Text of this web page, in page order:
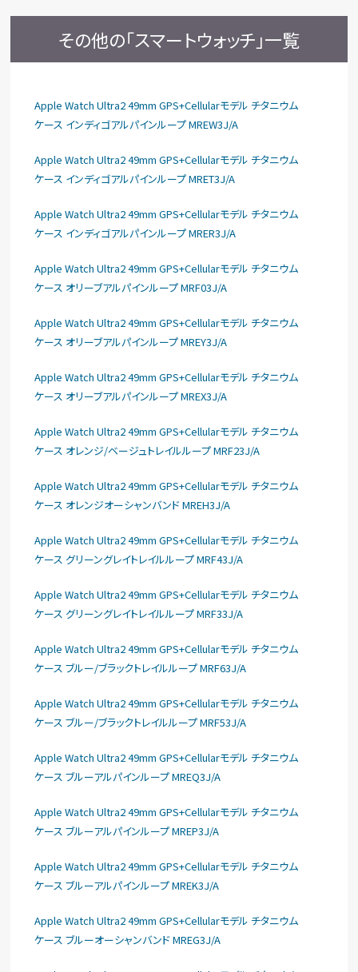
その他の「スマートウォッチ」一覧
Apple Watch Ultra2 49mm GPS+Cellularモデル チタニウム
ケース インディゴアルパインループ MREW3J/A
Apple Watch Ultra2 49mm GPS+Cellularモデル チタニウム
ケース インディゴアルパインループ MRET3J/A
Apple Watch Ultra2 49mm GPS+Cellularモデル チタニウム
ケース インディゴアルパインループ MRER3J/A
Apple Watch Ultra2 49mm GPS+Cellularモデル チタニウム
ケース オリーブアルパインループ MRF03J/A
Apple Watch Ultra2 49mm GPS+Cellularモデル チタニウム
ケース オリーブアルパインループ MREY3J/A
Apple Watch Ultra2 49mm GPS+Cellularモデル チタニウム
ケース オリーブアルパインループ MREX3J/A
Apple Watch Ultra2 49mm GPS+Cellularモデル チタニウム
ケース オレンジ/ベージュトレイルループ MRF23J/A
Apple Watch Ultra2 49mm GPS+Cellularモデル チタニウム
ケース オレンジオーシャンバンド MREH3J/A
Apple Watch Ultra2 49mm GPS+Cellularモデル チタニウム
ケース グリーングレイトレイルループ MRF43J/A
Apple Watch Ultra2 49mm GPS+Cellularモデル チタニウム
ケース グリーングレイトレイルループ MRF33J/A
Apple Watch Ultra2 49mm GPS+Cellularモデル チタニウム
ケース ブルー/ブラックトレイルループ MRF63J/A
Apple Watch Ultra2 49mm GPS+Cellularモデル チタニウム
ケース ブルー/ブラックトレイルループ MRF53J/A
Apple Watch Ultra2 49mm GPS+Cellularモデル チタニウム
ケース ブルーアルパインループ MREQ3J/A
Apple Watch Ultra2 49mm GPS+Cellularモデル チタニウム
ケース ブルーアルパインループ MREP3J/A
Apple Watch Ultra2 49mm GPS+Cellularモデル チタニウム
ケース ブルーアルパインループ MREK3J/A
Apple Watch Ultra2 49mm GPS+Cellularモデル チタニウム
ケース ブルーオーシャンバンド MREG3J/A